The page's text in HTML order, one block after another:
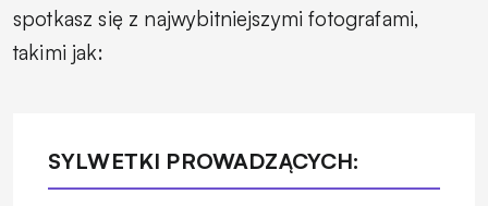
spotkasz się z najwybitniejszymi fotografami,
takimi jak:
SYLWETKI PROWADZĄCYCH: